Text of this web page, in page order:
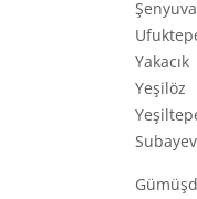
Şenyuva
Yakacık
Yeşilöz